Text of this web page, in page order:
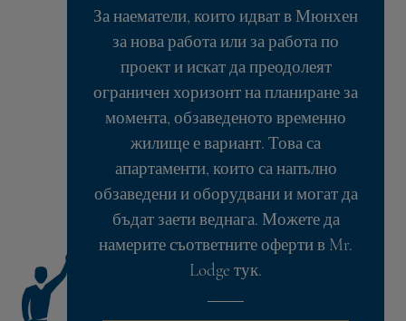
За наематели, които идват в Мюнхен
за нова работа или за работа по
проект и искат да преодолеят
ограничен хоризонт на планиране за
момента, обзаведеното временно
жилище е вариант. Това са
апартаменти, които са напълно
обзаведени и оборудвани и могат да
бъдат заети веднага. Можете да
намерите съответните оферти в Mr.
Lodge тук.